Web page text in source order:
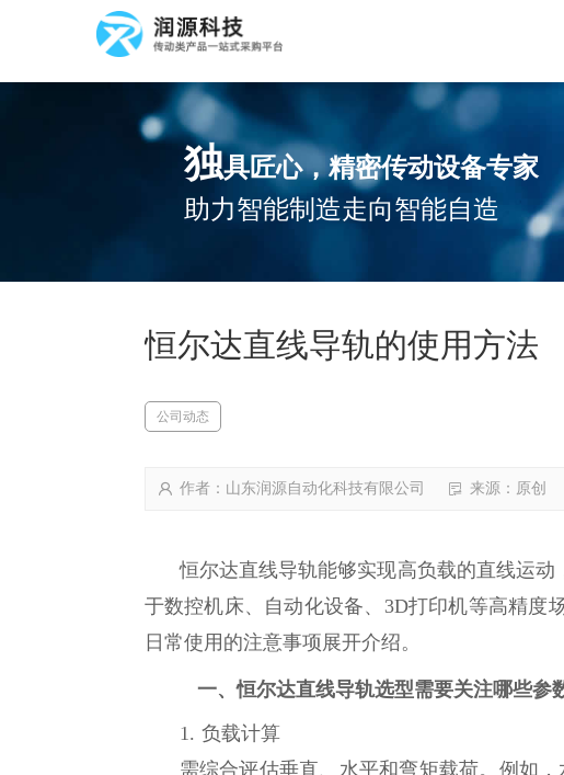
独具匠心，精密传动设备专家
助力智能制造走向智能自造
恒尔达直线导轨的使用方法
公司动态
作者：山东润源自动化科技有限公司 来源：原创
恒尔达直线导轨能够实现高负载的直线运
于数控机床、自动化设备、3D打印机等高精度
日常使用的注意事项展开介绍。
一、恒尔达直线导轨选型需要关注哪些参
1. 负载计算
需综合评估垂直、水平和弯矩载荷。例如